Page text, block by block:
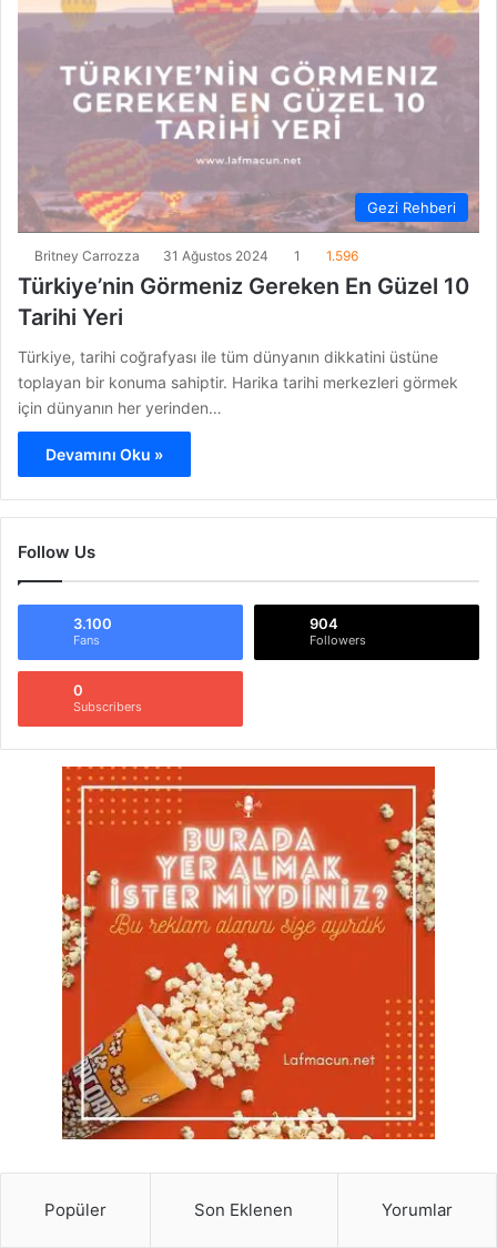
Gezi Rehberi
Britney Carrozza 31 Ağustos 2024 1 1.596
Türkiye’nin Görmeniz Gereken En Güzel 10
Tarihi Yeri
Türkiye, tarihi coğrafyası ile tüm dünyanın dikkatini üstüne
toplayan bir konuma sahiptir. Harika tarihi merkezleri görmek
için dünyanın her yerinden…
Devamını Oku »
Follow Us
3.100
Fans
904
Followers
0
Subscribers
Popüler Son Eklenen Yorumlar